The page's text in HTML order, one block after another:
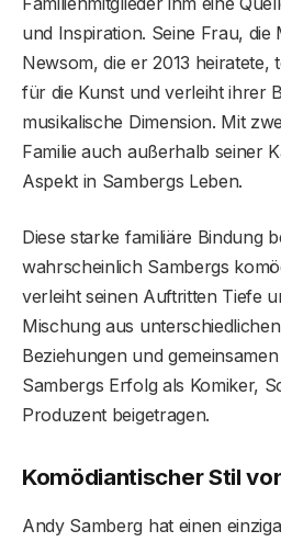
und Inspiration. Seine Frau, die
Newsom, die er 2013 heiratete,
für die Kunst und verleiht ihrer
musikalische Dimension. Mit
Familie auch außerhalb seiner
Aspekt in Sambergs Leben.
Diese starke familiäre Bindung
wahrscheinlich Sambergs
verleiht seinen Auftritten Tiefe
Mischung aus
Beziehungen und
Sambergs Erfolg als Komiker,
Produzent beigetragen.
Komödiantischer Stil
Andy Samberg hat einen